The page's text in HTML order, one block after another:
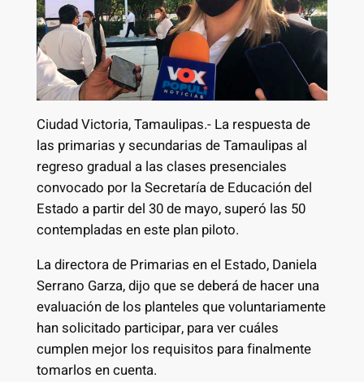
Ciudad Victoria, Tamaulipas.- La respuesta de
las primarias y secundarias de Tamaulipas al
regreso gradual a las clases presenciales
convocado por la Secretaría de Educación del
Estado a partir del 30 de mayo, superó las 50
contempladas en este plan piloto.
La directora de Primarias en el Estado, Daniela
Serrano Garza, dijo que se deberá de hacer una
evaluación de los planteles que voluntariamente
han solicitado participar, para ver cuáles
cumplen mejor los requisitos para finalmente
tomarlos en cuenta.